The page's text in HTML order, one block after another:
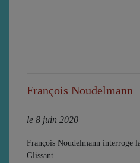
François Noudelmann
le 8 juin 2020
François Noudelmann interroge
Glissant